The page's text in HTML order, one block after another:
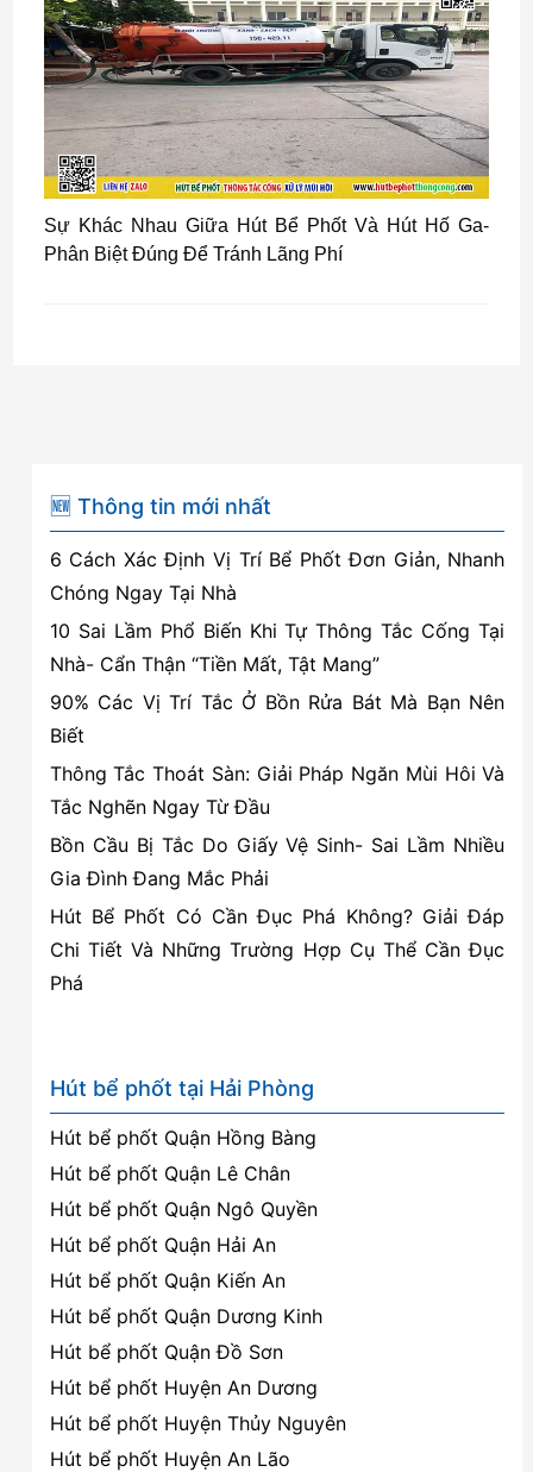
Sự Khác Nhau Giữa Hút Bể Phốt Và Hút Hố Ga-
Phân Biệt Đúng Để Tránh Lãng Phí
🆕 Thông tin mới nhất
6 Cách Xác Định Vị Trí Bể Phốt Đơn Giản, Nhanh
Chóng Ngay Tại Nhà
10 Sai Lầm Phổ Biến Khi Tự Thông Tắc Cống Tại
Nhà- Cẩn Thận “Tiền Mất, Tật Mang”
90% Các Vị Trí Tắc Ở Bồn Rửa Bát Mà Bạn Nên
Biết
Thông Tắc Thoát Sàn: Giải Pháp Ngăn Mùi Hôi Và
Tắc Nghẽn Ngay Từ Đầu
Bồn Cầu Bị Tắc Do Giấy Vệ Sinh- Sai Lầm Nhiều
Gia Đình Đang Mắc Phải
Hút Bể Phốt Có Cần Đục Phá Không? Giải Đáp
Chi Tiết Và Những Trường Hợp Cụ Thể Cần Đục
Phá
Hút bể phốt tại Hải Phòng
Hút bể phốt Quận Hồng Bàng
Hút bể phốt Quận Lê Chân
Hút bể phốt Quận Ngô Quyền
Hút bể phốt Quận Hải An
Hút bể phốt Quận Kiến An
Hút bể phốt Quận Dương Kinh
Hút bể phốt Quận Đồ Sơn
Hút bể phốt Huyện An Dương
Hút bể phốt Huyện Thủy Nguyên
Hút bể phốt Huyện An Lão